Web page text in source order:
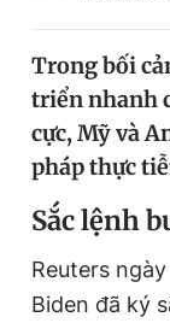
Tin thị trường
Video
Tiện ích
Đăng xuất
Trong bối
triển nhanh
cực, Mỹ và
pháp thực
Sắc lệnh
Reuters
Biden đã ký